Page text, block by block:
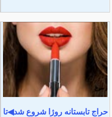
حراج تابستانه روژا شروع شد◀تا